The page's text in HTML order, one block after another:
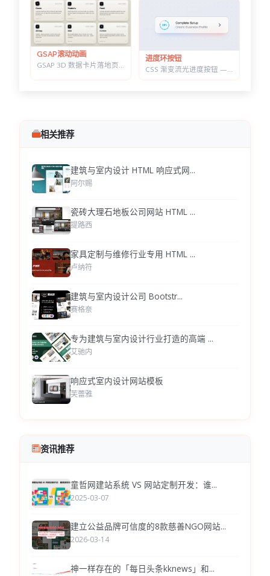
GSAP滚动动画
GSAP 3D 数据卡片落地页 — 滚动分屏动画与鼠标跟随倾斜布局效果
进度环按钮
CSS 渐变流光进度按钮 — 底部光晕描边，悬停自动涨进度
相关推荐
建筑与室内设计 HTML 响应式网...
阿尔赐
瓷砖大理石地板公司网站 HTML ...
提路西
家具定制与维修行业专用 HTML ...
卢纳符
建筑与室内设计公司 Bootstr...
赛格奈
专为建筑与室内设计行业打造的高端 ...
艾驰内
响应式室内设计网站模板
芙蕾雅
资讯推荐
童哲网建站系统 VS 网站定制开发：谁...
2025-03-07
建立公益品牌可信度的8款慈善NGO网站...
2026-03-14
神一样存在的「每日头条kknews」和...